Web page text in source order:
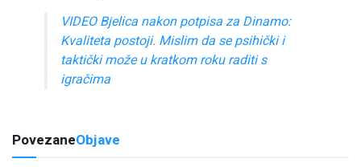
VIDEO Bjelica nakon potpisa za Dinamo:
Kvaliteta postoji. Mislim da se psihički i
taktički može u kratkom roku raditi s
igračima
PovezaneObjave